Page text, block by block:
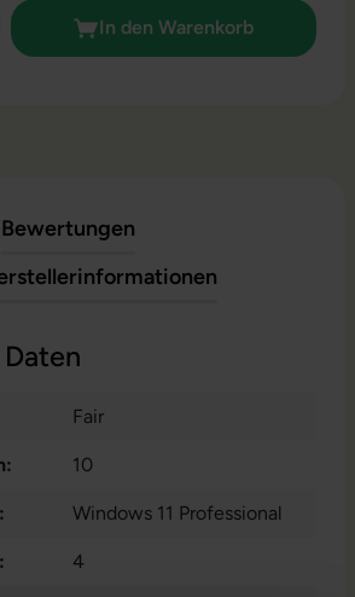
Gib den gewünschten
In den Warenkorb
Bewertungen
Fair
10
Windows 11 Professional
4